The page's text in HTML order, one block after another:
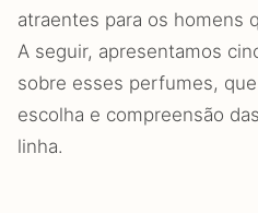
atraentes para os homens
A seguir, apresentamos
sobre esses perfumes,
escolha e compreensão
linha.